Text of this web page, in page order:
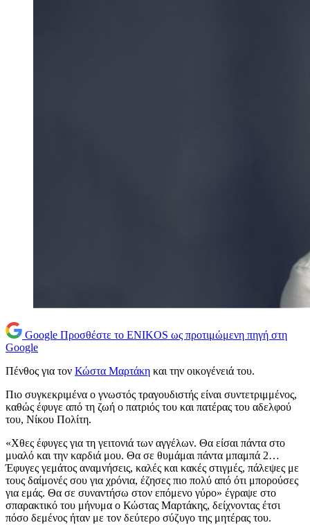
Google Προσθέστε το ENIKOS ως προτιμώμενη πηγή στη
Google
Πένθος για τον Κώστα Μαρτάκη και την οικογένειά του.
Πιο συγκεκριμένα ο γνωστός τραγουδιστής είναι συντετριμμένος,
καθώς έφυγε από τη ζωή ο πατριός του και πατέρας του αδελφού
του, Νίκου Πολίτη.
«Χθες έφυγες για τη γειτονιά των αγγέλων. Θα είσαι πάντα στο
μυαλό και την καρδιά μου. Θα σε θυμάμαι πάντα μπαμπά 2…
Έφυγες γεμάτος αναμνήσεις, καλές και κακές στιγμές, πάλεψες με
τους δαίμονές σου για χρόνια, έζησες πιο πολύ από ότι μπορούσες
για εμάς. Θα σε συναντήσω στον επόμενο γύρο» έγραψε στο
σπαρακτικό του μήνυμα ο Κώστας Μαρτάκης, δείχνοντας έτσι
πόσο δεμένος ήταν με τον δεύτερο σύζυγο της μητέρας του.